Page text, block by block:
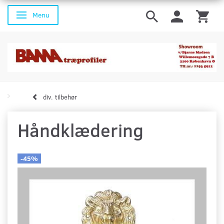
Skifte navigation
Menu
div. tilbehør
Håndklædering
-45%